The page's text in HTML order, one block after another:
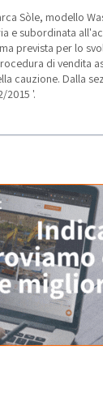
Sòle, modello
e subordinata
prevista per lo
di vendita
cauzione. Dalla
2015 '.